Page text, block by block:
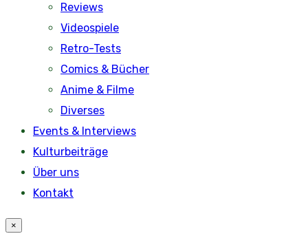
Reviews
Videospiele
Retro-Tests
Comics & Bücher
Anime & Filme
Diverses
Events & Interviews
Kulturbeiträge
Über uns
Kontakt
×